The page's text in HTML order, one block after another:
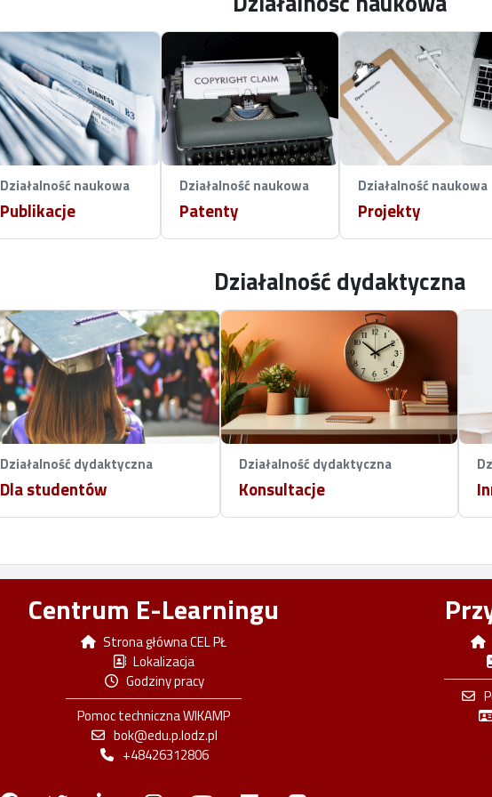
Działalność naukowa
Publikacje
Działalność naukowa
Patenty
Działalność naukowa
Projekty
Działalność dydaktyczna
Działalność dydaktyczna
Dla studentów
Działalność dydaktyczna
Konsultacje
Centrum E-Learningu
Strona główna CEL PŁ
Lokalizacja
Godziny pracy
Pomoc techniczna WIKAMP
bok@edu.p.lodz.pl
+48426312806